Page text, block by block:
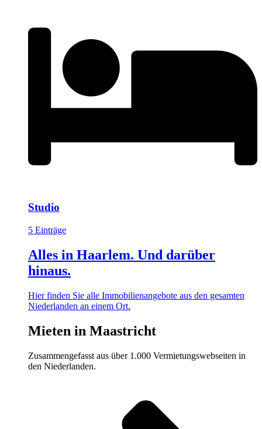
Studio
5 Einträge
Alles in Haarlem. Und darüber
hinaus.
Hier finden Sie alle Immobilienangebote aus den gesamten
Niederlanden an einem Ort.
Mieten in Maastricht
Zusammengefasst aus über 1.000 Vermietungswebseiten in
den Niederlanden.